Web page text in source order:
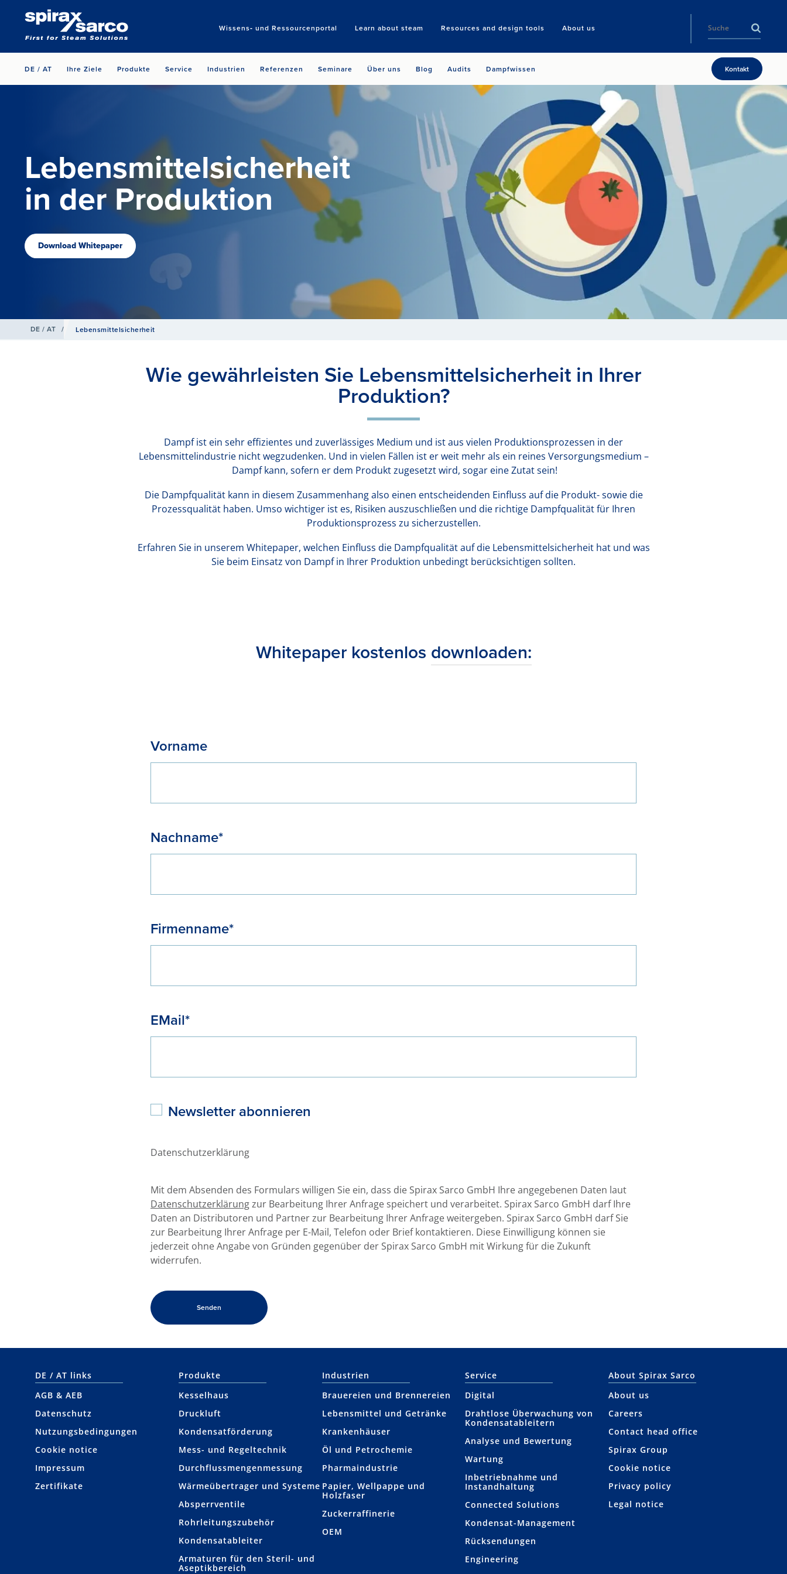
Wissens‑ und Ressourcenportal Learn about steam Resources and design tools About us
Search
DE / AT Ihre Ziele Produkte Service Industrien Referenzen Seminare Über uns Blog Audits Dampfwissen Kontakt
Lebensmittelsicherheit
in der Produktion
Download Whitepaper
DE / AT / Lebensmittelsicherheit
Wie gewährleisten Sie Lebensmittelsicherheit in Ihrer
Produktion?
Dampf ist ein sehr effizientes und zuverlässiges Medium und ist aus vielen Produktionsprozessen in der
Lebensmittelindustrie nicht wegzudenken. Und in vielen Fällen ist er weit mehr als ein reines Versorgungsmedium –
Dampf kann, sofern er dem Produkt zugesetzt wird, sogar eine Zutat sein!
Die Dampfqualität kann in diesem Zusammenhang also einen entscheidenden Einfluss auf die Produkt- sowie die
Prozessqualität haben. Umso wichtiger ist es, Risiken auszuschließen und die richtige Dampfqualität für Ihren
Produktionsprozess zu sicherzustellen.
Erfahren Sie in unserem Whitepaper, welchen Einfluss die Dampfqualität auf die Lebensmittelsicherheit hat und was
Sie beim Einsatz von Dampf in Ihrer Produktion unbedingt berücksichtigen sollten.
Whitepaper kostenlos downloaden:
Vorname
Nachname*
Firmenname*
EMail*
Newsletter abonnieren
Datenschutzerklärung
Mit dem Absenden des Formulars willigen Sie ein, dass die Spirax Sarco GmbH Ihre angegebenen Daten laut
Datenschutzerklärungzur Bearbeitung Ihrer Anfrage speichert und verarbeitet. Spirax Sarco GmbH darf Ihre
Daten an Distributoren und Partner zur Bearbeitung Ihrer Anfrage weitergeben. Spirax Sarco GmbH darf Sie
zur Bearbeitung Ihrer Anfrage per E-Mail, Telefon oder Brief kontaktieren. Diese Einwilligung können sie
jederzeit ohne Angabe von Gründen gegenüber der Spirax Sarco GmbH mit Wirkung für die Zukunft
widerrufen.
DE / AT links
AGB & AEB
Datenschutz
Nutzungsbedingungen
Cookie notice
Impressum
Zertifikate
Produkte
Kesselhaus
Druckluft
Kondensat­förderung
Mess- und Regeltechnik
Durchflussmengen­­messung
Wärmeübertrager und Systeme
Absperrventile
Rohrleitungs­zubehör
Kondensat­ableiter
Armaturen für den Steril- und
Aseptikbereich
Industrien
Brauereien und Brennereien
Lebensmittel und Getränke
Krankenhäuser
Öl und Petrochemie
Pharmaindustrie
Papier, Wellpappe und
Holzfaser
Zuckerraffinerie
OEM
Service
Digital
Drahtlose Überwachung von
Kondensatableitern
Analyse und Bewertung
Wartung
Inbetriebnahme und
Instandhaltung
Connected Solutions
Kondensat-Management
Rücksendungen
Engineering
About Spirax Sarco
About us
Careers
Contact head office
Spirax Group
Cookie notice
Privacy policy
Legal notice